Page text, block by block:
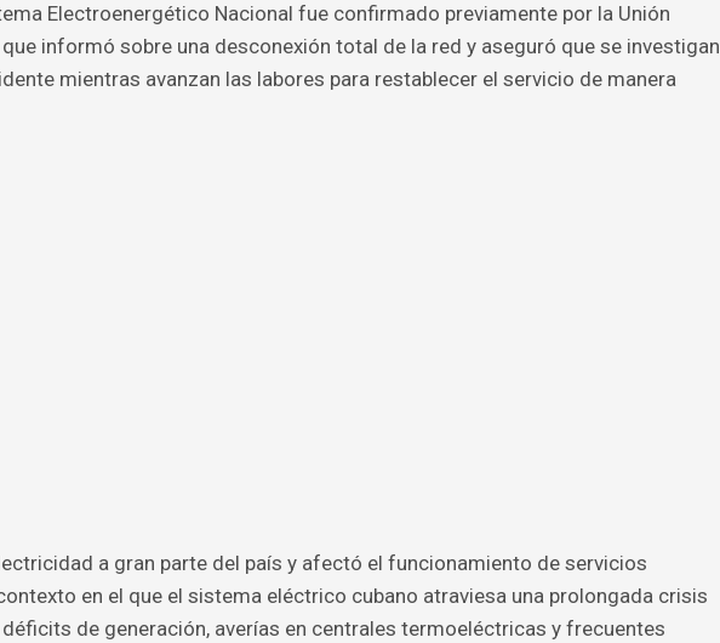
Electroenergético Nacional fue confirmado previamente por la Unión
que informó sobre una desconexión total de la red y aseguró que se investigan
mientras avanzan las labores para restablecer el servicio de manera
a gran parte del país y afectó el funcionamiento de servicios
en el que el sistema eléctrico cubano atraviesa una prolongada crisis
de generación, averías en centrales termoeléctricas y frecuentes